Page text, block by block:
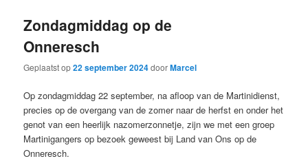
Zondagmiddag op de
Onneresch
Geplaatst op22 september 2024doorMarcel
Op zondagmiddag 22 september, na afloop van de Martinidienst,
precies op de overgang van de zomer naar de herfst en onder het
genot van een heerlijk nazomerzonnetje, zijn we met een groep
Martinigangers op bezoek geweest bij Land van Ons op de
Onneresch.